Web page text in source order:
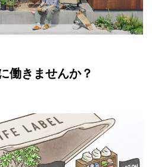
働きませんか？